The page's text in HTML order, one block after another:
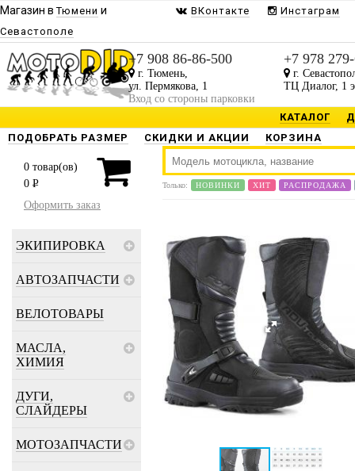
Магазин вТюмени и
Севастополе
ВКонтакте Инстаграм
+7 908 86-86-500
г. Тюмень,
ул. Пермякова, 1
Вход со стороны парковки
+7 978
г.
ТЦ Диалог, 1
КАТАЛОГ
ПОДОБРАТЬ РАЗМЕР
СКИДКИ И АКЦИИ КОРЗИНА
0 товар(ов)
0 P
Оформить заказ
ЭКИПИРОВКА
АВТОЗАПЧАСТИ
ВЕЛОТОВАРЫ
МАСЛА,
ХИМИЯ
ДУГИ,
СЛАЙДЕРЫ
МОТОЗАПЧАСТИ
Только: НОВИНКИ ХИТ РАСПРОДАЖА